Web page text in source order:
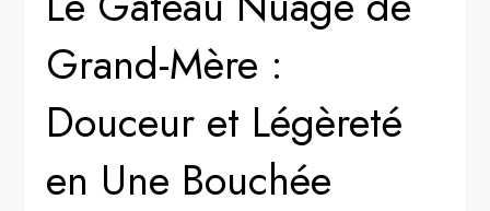
Grand-Mère :
Douceur et Légèreté
en Une Bouchée